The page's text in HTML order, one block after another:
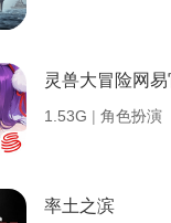
灵兽大冒险网易
1.53G | 角色扮演
率土之滨